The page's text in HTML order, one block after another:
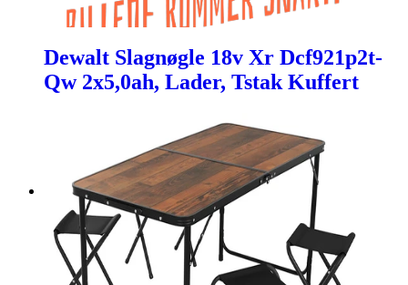
Dewalt Slagnøgle 18v Xr Dcf921p2t-
Qw 2x5,0ah, Lader, Tstak Kuffert